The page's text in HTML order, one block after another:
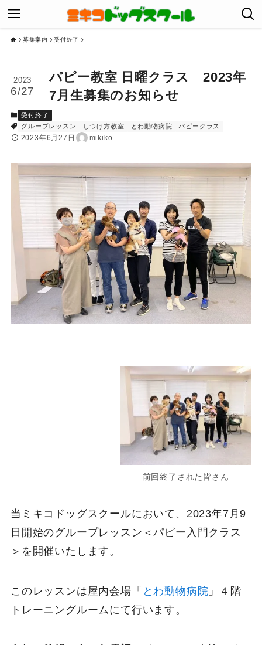
募集案内 受付終了
パピー教室 日曜クラス 2023年
7月生募集のお知らせ
2023
6/27
受付終了
グループレッスン
しつけ方教室 とわ動物病院 パピークラス
2023年6月27日 mikiko
前回終了された皆さん
当ミキコドッグスクールにおいて、2023年7月9
日開始のグループレッスン＜パピー入門クラス
＞を開催いたします。
このレッスンは屋内会場「 とわ動物病院 」４階
トレーニングルームにて行います。